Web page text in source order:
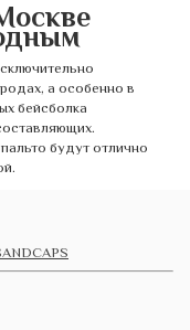
а особенно в
бейсболка
будут отлично